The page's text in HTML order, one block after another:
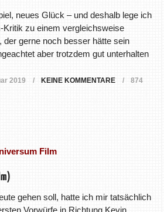
neues Glück – und deshalb lege ich
Kritik zu einem vergleichsweise
der gerne noch besser hätte sein
aber trotzdem gut unterhalten
2019 KEINE KOMMENTARE
874
gehen soll, hatte ich mir tatsächlich
Vorwürfe in Richtung Kevin